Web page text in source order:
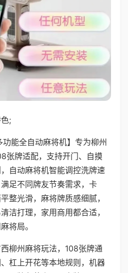
;
功能全自动麻将机】专为柳州
张牌适配，支持开门、自摸
自动麻将机智能调控洗牌速
足不同牌友节奏需求，卡
整光滑，麻将牌质感细腻，
洁打理，家用商用都合适，
将局。
柳州麻将玩法，108张牌通
杠上开花等本地规则，机器